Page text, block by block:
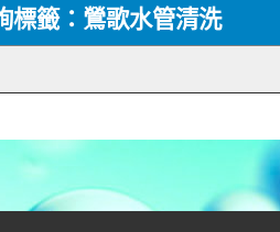
標籤：鶯歌水管清洗